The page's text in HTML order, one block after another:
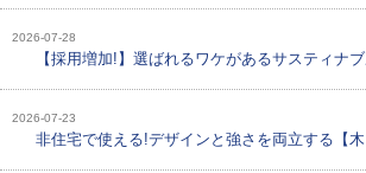
2026-07-28
【採用増加!】選ばれるワケがあるサスティナ
2026-07-23
非住宅で使える!デザインと強さを両立する【